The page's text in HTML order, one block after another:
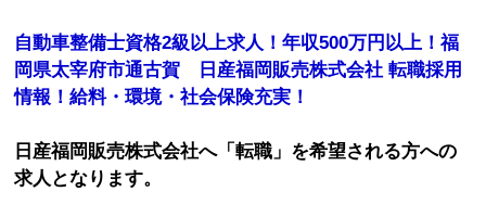
自動車整備士資格2級以上求人！年収500万円以上！福
岡県太宰府市通古賀 日産福岡販売株式会社 転職採用
情報！給料・環境・社会保険充実！
日産福岡販売株式会社へ「転職」を希望される方への
求人となります。